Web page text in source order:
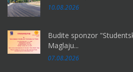
10.08.2026
Budite sponzor
Maglaju...
07.08.2026